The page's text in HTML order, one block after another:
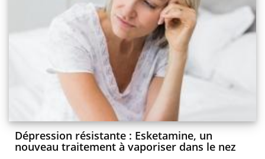
Dépression résistante : Esketamine, un
nouveau traitement à vaporiser dans le nez